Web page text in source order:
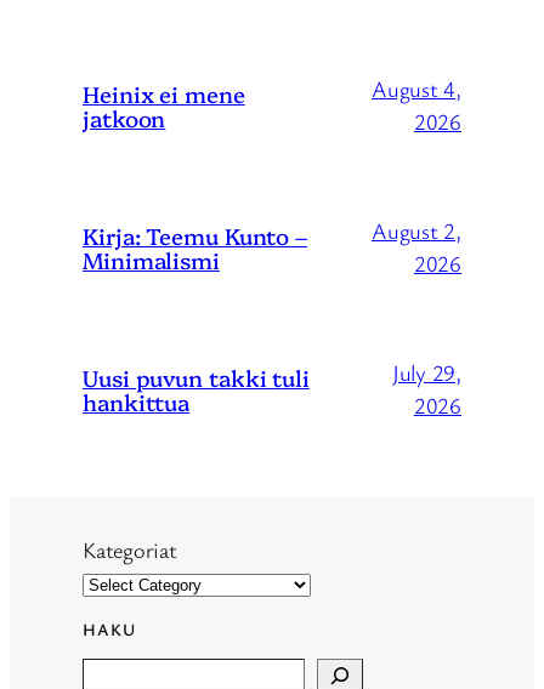
Heinix ei mene
jatkoon
August 4,
2026
Kirja: Teemu Kunto –
Minimalismi
August 2,
2026
Uusi puvun takki tuli
hankittua
July 29,
2026
Kategoriat
HAKU